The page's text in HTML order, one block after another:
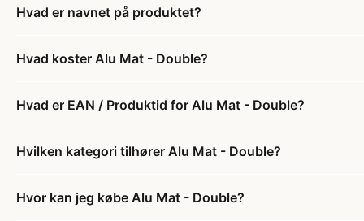
Hvad er navnet på produktet?
Hvad koster Alu Mat - Double?
Hvad er EAN / Produktid for Alu Mat - Double?
Hvilken kategori tilhører Alu Mat - Double?
Hvor kan jeg købe Alu Mat - Double?